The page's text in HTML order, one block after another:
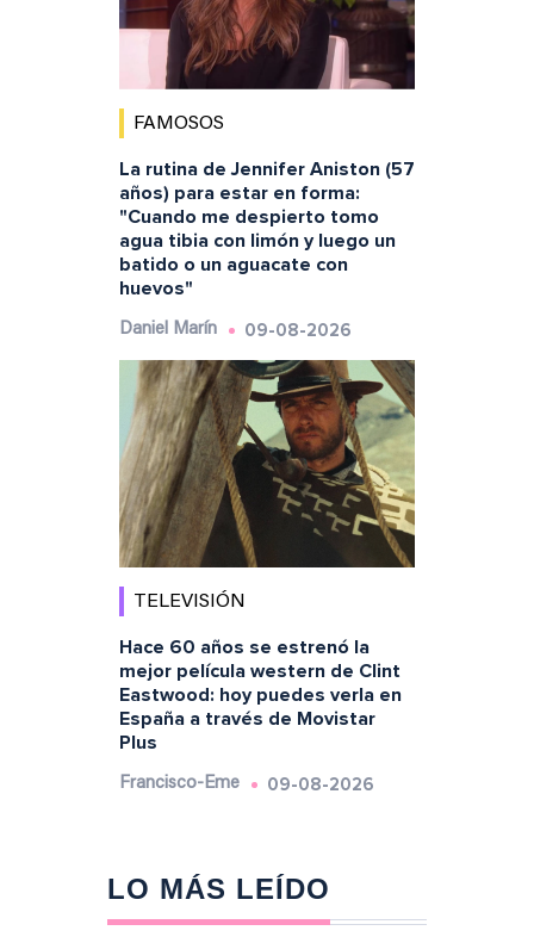
FAMOSOS
La rutina de Jennifer Aniston (57
años) para estar en forma:
"Cuando me despierto tomo
agua tibia con limón y luego un
batido o un aguacate con
huevos"
Daniel Marín 09-08-2026
TELEVISIÓN
Hace 60 años se estrenó la
mejor película western de Clint
Eastwood: hoy puedes verla en
España a través de Movistar
Plus
Francisco-Eme 09-08-2026
LO MÁS LEÍDO